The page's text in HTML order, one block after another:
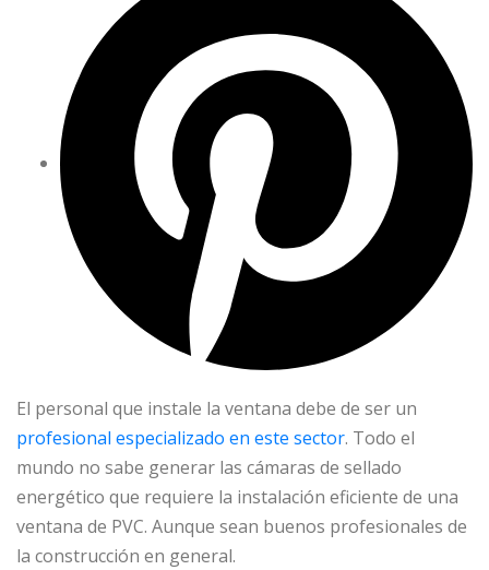
El personal que instale la ventana debe de ser un
profesional especializado en este sector. Todo el
mundo no sabe generar las cámaras de sellado
energético que requiere la instalación eficiente de una
ventana de PVC. Aunque sean buenos profesionales de
la construcción en general.